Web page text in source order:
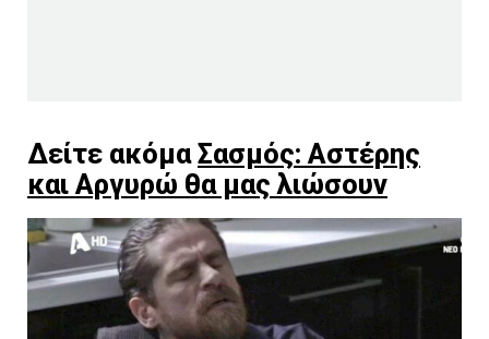
Δείτε ακόμαΣασμός: Αστέρης
και Αργυρώ θα μας λιώσουν